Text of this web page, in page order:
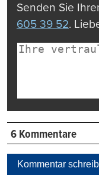
Senden Sie
605 39 52.
6 Kommentare
Kommentar